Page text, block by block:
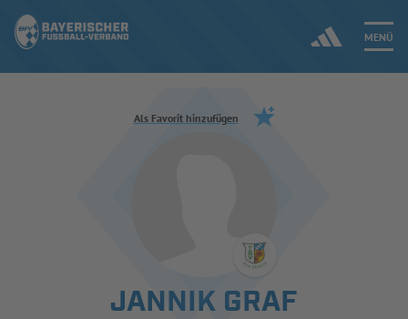
MENÜ
Jetzt einloggen
SPIELBETRIEB & VERBANDSLEBEN
AUSBILDUNG & FÖRDERUNG
Als Favorit hinzufügen
JANNIK GRAF